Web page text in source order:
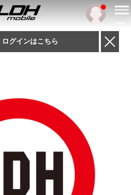
グインはこちら